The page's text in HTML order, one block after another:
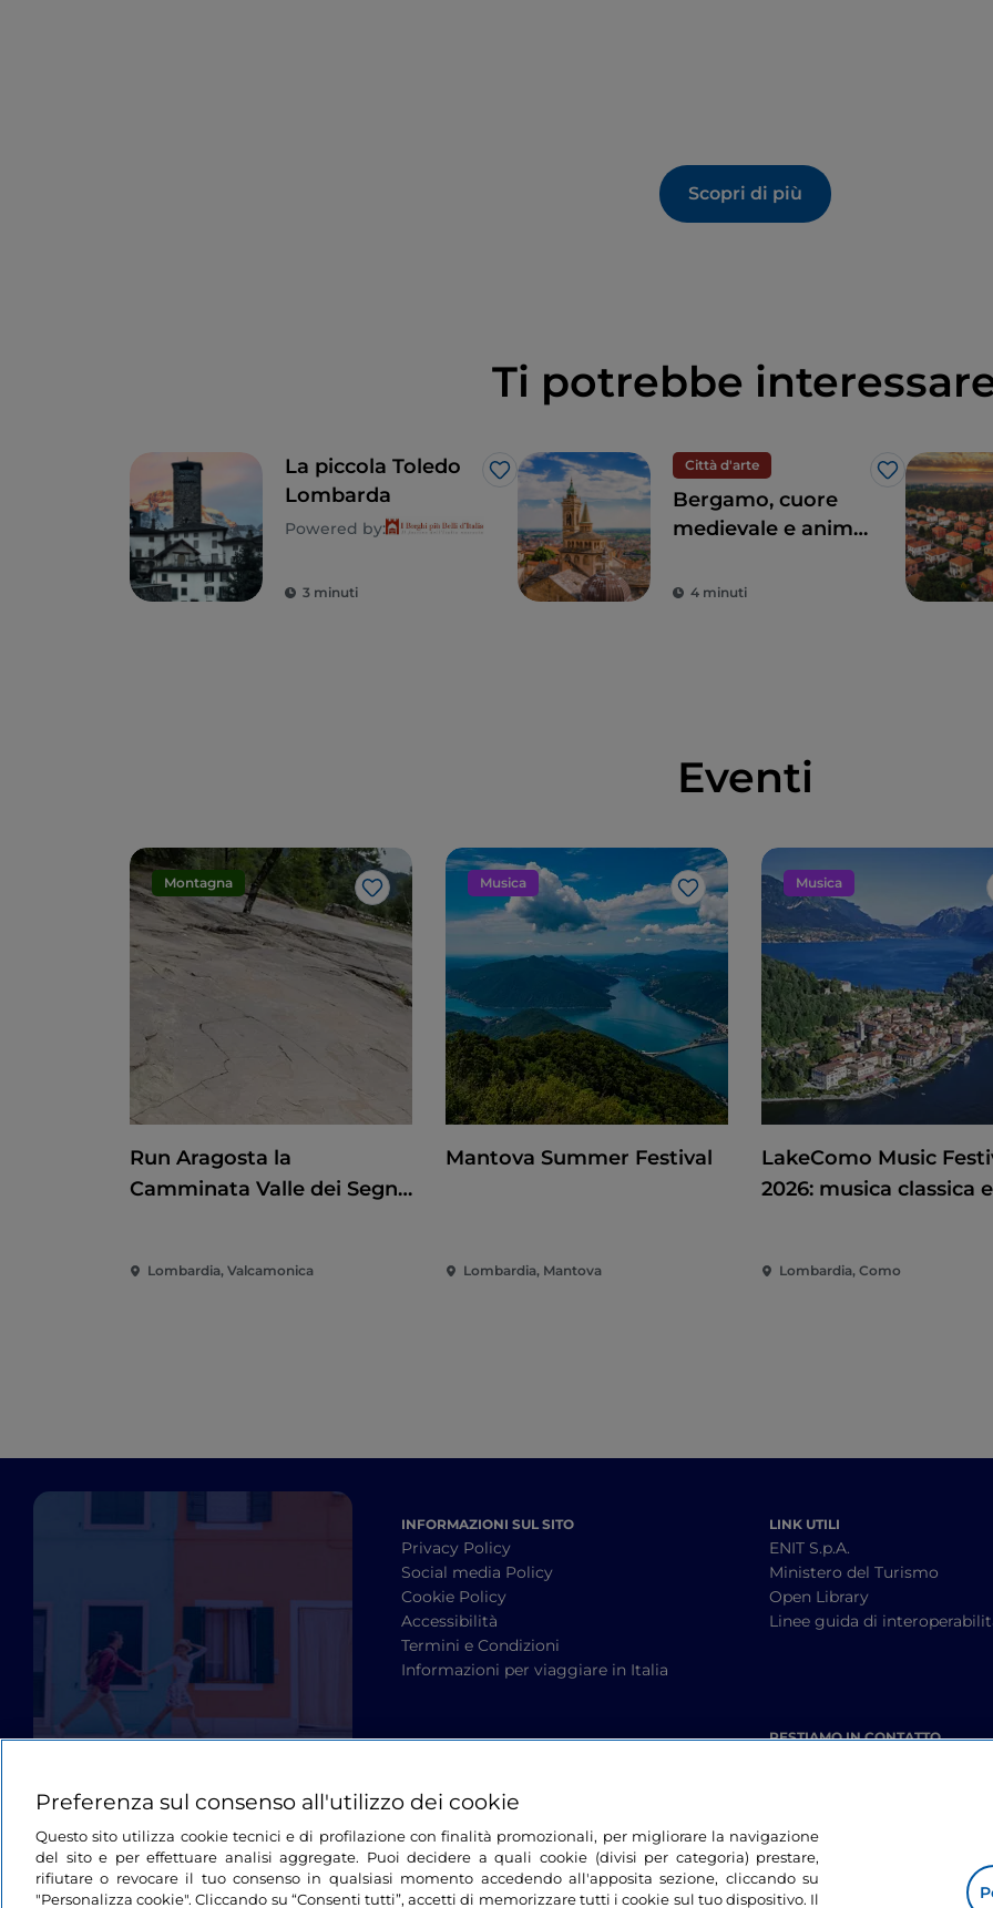
Scopri di più
Ti potrebbe
Like
La piccola Toledo
Lombarda
Powered by:
3 minuti
Città d'arte
Like
Bergamo, cuore
medievale e anima
4 minuti
Eventi
Montagna
Like
Run Aragosta la
Camminata Valle dei Segni
Lombardia, Valcamonica
Musica
Like
Mantova Summer Festival
Lombardia, Mantova
Musica
LakeComo Music
2026: musica classica e
Lombardia, Como
INFORMAZIONI SUL SITO
Privacy Policy
Social media Policy
Cookie Policy
Accessibilità
Termini e Condizioni
Informazioni per viaggiare in Italia
LINK UTILI
ENIT S.p.A.
Ministero del Turismo
Open Library
Linee guida di
RESTIAMO IN CONTATTO
Preferenza sul consenso all'utilizzo dei cookie
Questo sito utilizza cookie tecnici e di profilazione con finalità promozionali, per migliorare la navigazione
del sito e per effettuare analisi aggregate. Puoi decidere a quali cookie (divisi per categoria) prestare,
rifiutare o revocare il tuo consenso in qualsiasi momento accedendo all'apposita sezione, cliccando su
"Personalizza cookie". Cliccando su “Consenti tutti”, accetti di memorizzare tutti i cookie sul tuo dispositivo. Il